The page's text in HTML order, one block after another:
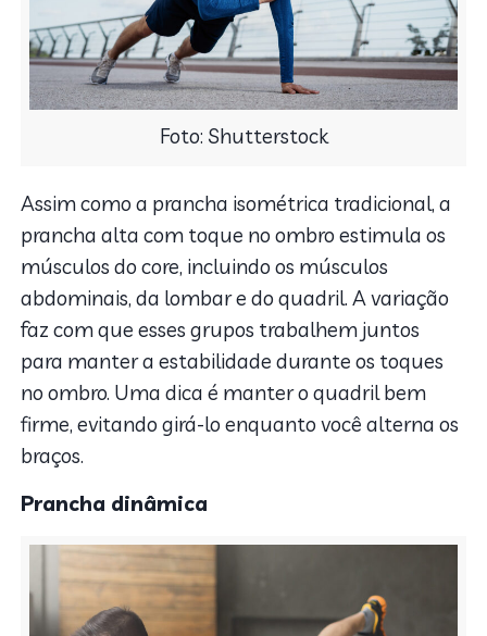
Foto: Shutterstock
Assim como a prancha isométrica tradicional, a
prancha alta com toque no ombro estimula os
músculos do core, incluindo os músculos
abdominais, da lombar e do quadril. A variação
faz com que esses grupos trabalhem juntos
para manter a estabilidade durante os toques
no ombro. Uma dica é manter o quadril bem
firme, evitando girá-lo enquanto você alterna os
braços.
Prancha dinâmica